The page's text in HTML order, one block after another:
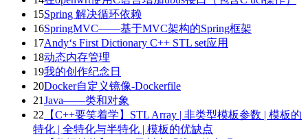
15Spring 解决循环依赖
16SpringMVC——基于MVC架构的Spring框架
17Andy‘s First Dictionary C++ STL set应用
18动态内存管理
19我的创作纪念日
20Docker自定义镜像-Dockerfile
21Java——类和对象
22 【C++要笑着学】STL Array | 非类型模板参数 | 模板的
特化 | 全特化与半特化 | 模板的优缺点